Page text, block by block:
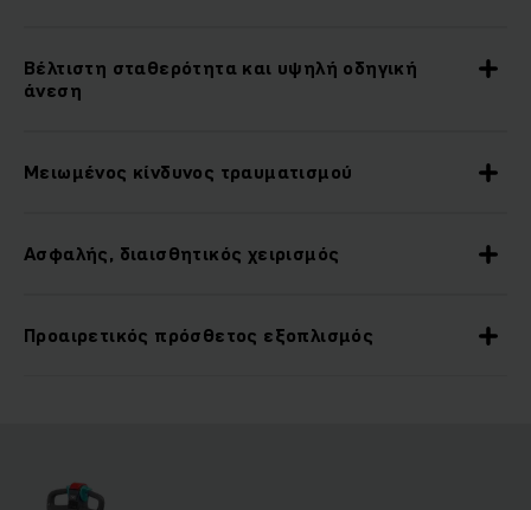
Βέλτιστη σταθερότητα και υψηλή οδηγική
άνεση
Μειωμένος κίνδυνος τραυματισμού
Ασφαλής, διαισθητικός χειρισμός
Προαιρετικός πρόσθετος εξοπλισμός